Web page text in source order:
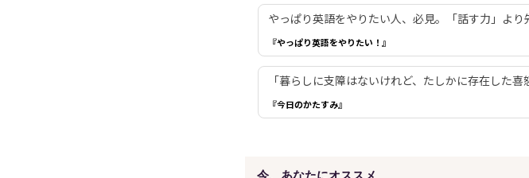
やっぱり英語をやりたい人、必見。「話す力」よ
『やっぱり英語をやりたい！』
「暮らしに支障はないけれど、たしかに存在した
『今日のかたすみ』